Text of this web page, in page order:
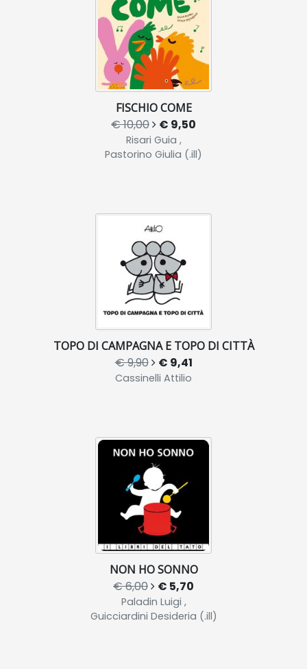
FISCHIO COME
€ 10,00 € 9,50
Risari Guia ,
Pastorino Giulia (.ill)
TOPO DI CAMPAGNA E TOPO DI CITTÀ
€ 9,90 € 9,41
Cassinelli Attilio
NON HO SONNO
€ 6,00 € 5,70
Paladin Luigi ,
Guicciardini Desideria (.ill)